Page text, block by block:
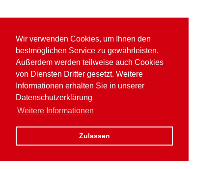
Wir verwenden Cookies, um Ihnen den
bestmöglichen Service zu gewährleisten.
Außerdem werden teilweise auch Cookies
von Diensten Dritter gesetzt. Weitere
Informationen erhalten Sie in unserer
Datenschutzerklärung
Weitere Informationen
Zulassen